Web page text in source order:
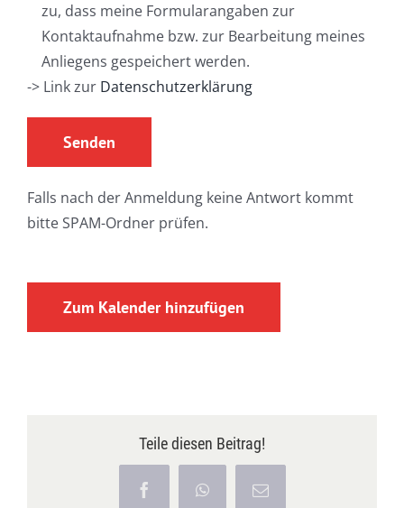
zu, dass meine Formularangaben zur
Kontaktaufnahme bzw. zur Bearbeitung meines
Anliegens gespeichert werden.
-> Link zur Datenschutzerklärung
Falls nach der Anmeldung keine Antwort kommt
bitte SPAM-Ordner prüfen.
Zum Kalender hinzufügen
Teile diesen Beitrag!
FacebookWhatsApp
E-